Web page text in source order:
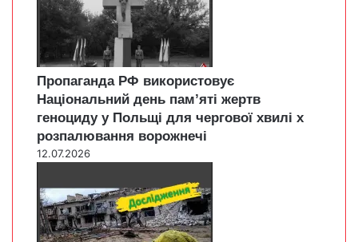
Пропаганда РФ використовує
Національний день пам’яті жертв
геноциду у Польщі для чергової хвилі х
розпалювання ворожнечі
12.07.2026